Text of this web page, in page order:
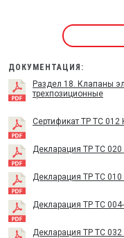
ДОКУМЕНТАЦИЯ:
Раздел 18. Клапаны
трехпозиционные
Сертификат TP TC
Декларация ТР ТС
Декларация ТР ТС
Декларация ТР ТС
Декларация ТР ТС